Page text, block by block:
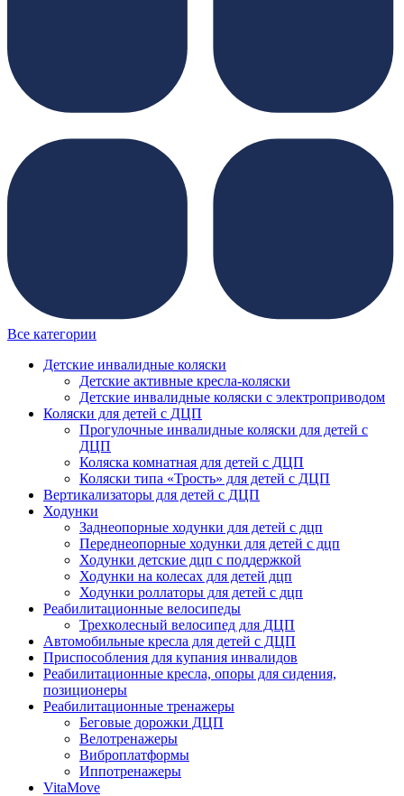
Все категории
Детские инвалидные коляски
Детские активные кресла-коляски
Детские инвалидные коляски с электроприводом
Коляски для детей с ДЦП
Прогулочные инвалидные коляски для детей с
ДЦП
Коляска комнатная для детей с ДЦП
Коляски типа «Трость» для детей с ДЦП
Вертикализаторы для детей с ДЦП
Ходунки
Заднеопорные ходунки для детей с дцп
Переднеопорные ходунки для детей с дцп
Ходунки детские дцп с поддержкой
Ходунки на колесах для детей дцп
Ходунки роллаторы для детей с дцп
Реабилитационные велосипеды
Трехколесный велосипед для ДЦП
Автомобильные кресла для детей с ДЦП
Приспособления для купания инвалидов
Реабилитационные кресла, опоры для сидения,
позиционеры
Реабилитационные тренажеры
Беговые дорожки ДЦП
Велотренажеры
Виброплатформы
Иппотренажеры
VitaMove